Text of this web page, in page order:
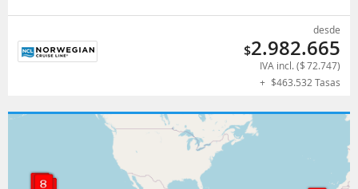
desde
$2.982.665
IVA incl. ($72.747)
+ $463.532 Tasas